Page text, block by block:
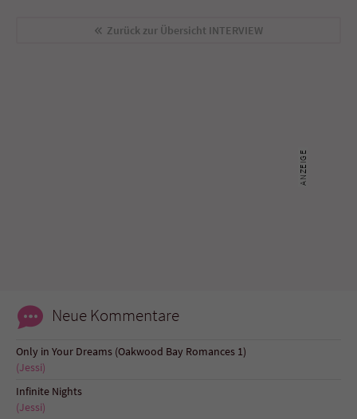
Zurück zur Übersicht INTERVIEW
Neue Kommentare
Only in Your Dreams (Oakwood Bay Romances 1)
(Jessi)
Infinite Nights
(Jessi)